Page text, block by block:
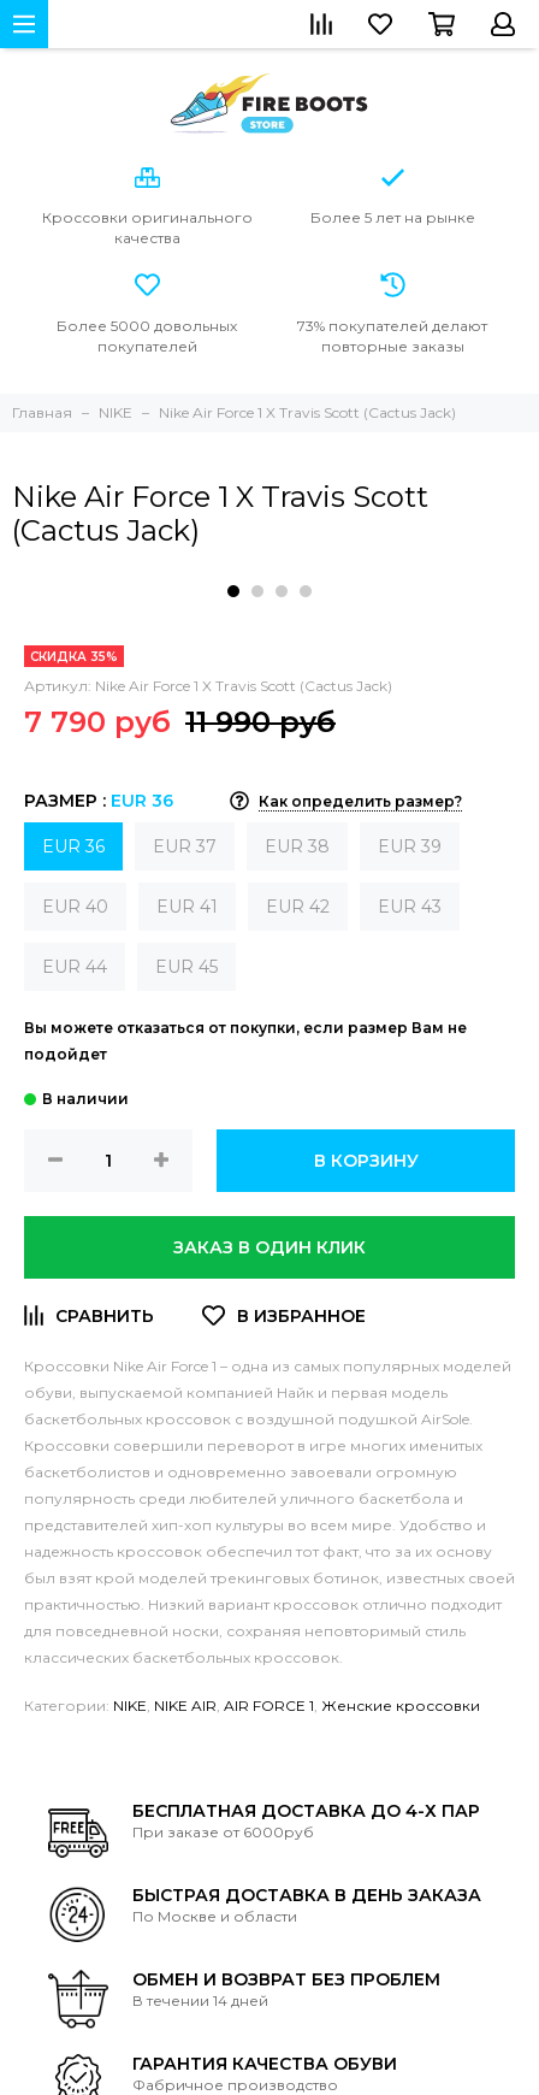
Кроссовки оригинального
качества
Более 5 летна рынке
Более 5000 довольных
покупателей
73% покупателей делают
повторные заказы
Главная NIKE Nike Air Force 1 X Travis Scott (Cactus Jack)
Nike Air Force 1 X Travis Scott
(Cactus Jack)
СКИДКА 35%
Артикул: Nike Air Force 1 X Travis Scott (Cactus Jack)
7 790 руб 11 990 руб
РАЗМЕР : EUR 36 Как определить размер?
EUR 36 EUR 37 EUR 38 EUR 39
EUR 40 EUR 41 EUR 42 EUR 43
EUR 44 EUR 45
Вы можете отказаться от покупки, если размер Вам не
подойдет
В КОРЗИНУ
ЗАКАЗ В ОДИН КЛИК
Кроссовки Nike Air Force 1 – одна из самых популярных моделей
обуви, выпускаемой компанией Найк и первая модель
баскетбольных кроссовок с воздушной подушкой AirSole.
Кроссовки совершили переворот в игре многих именитых
баскетболистов и одновременно завоевали огромную
популярность среди любителей уличного баскетбола и
представителей хип-хоп культуры во всем мире. Удобство и
надежность кроссовок обеспечил тот факт, что за их основу
был взят крой моделей трекинговых ботинок, известных своей
практичностью. Низкий вариант кроссовок отлично подходит
для повседневной носки, сохраняя неповторимый стиль
классических баскетбольных кроссовок.
Категории: NIKE NIKE AIR AIR FORCE 1 Женские кроссовки
БЕСПЛАТНАЯ ДОСТАВКА ДО 4-Х ПАР
При заказе от 6000руб
БЫСТРАЯ ДОСТАВКА В ДЕНЬ ЗАКАЗА
По Москве и области
ОБМЕН И ВОЗВРАТ БЕЗ ПРОБЛЕМ
В течении 14 дней
ГАРАНТИЯ КАЧЕСТВА ОБУВИ
Фабричное производство